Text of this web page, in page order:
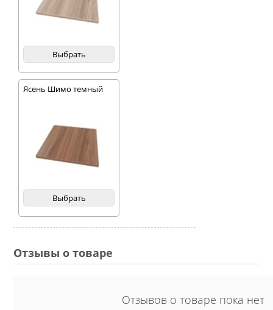
Выбрать
Ясень Шимо темный
Выбрать
Отзывы о товаре
Отзывов о товаре пока нет